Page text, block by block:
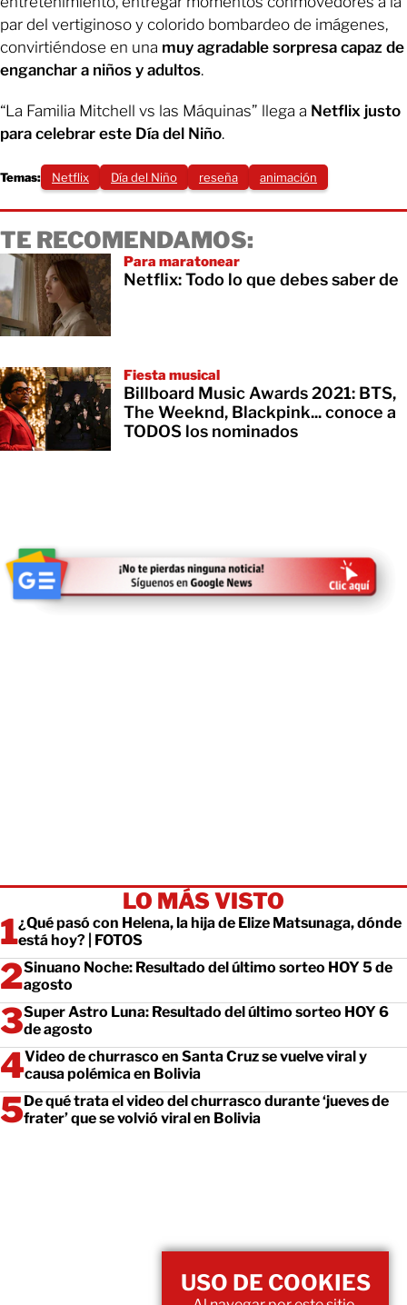
par del vertiginoso y colorido bombardeo de imágenes,
convirtiéndose en una muy agradable sorpresa capaz de
enganchar a niños y adultos.
“La Familia Mitchell vs las Máquinas” llega a Netflix justo
para celebrar este Día del Niño.
Temas: Netflix Día del Niño reseña animación
TE RECOMENDAMOS:
Para maratonear
Netflix: Todo lo que debes saber de
Fiesta musical
Billboard Music Awards 2021: BTS,
The Weeknd, Blackpink... conoce a
TODOS los nominados
LO MÁS VISTO
¿Qué pasó con Helena, la hija de Elize Matsunaga, dónde
está hoy? | FOTOS
Sinuano Noche: Resultado del último sorteo HOY 5 de
agosto
Super Astro Luna: Resultado del último sorteo HOY 6
de agosto
Video de churrasco en Santa Cruz se vuelve viral y
causa polémica en Bolivia
De qué trata el video del churrasco durante ‘jueves de
frater’ que se volvió viral en Bolivia
USO DE COOKIES